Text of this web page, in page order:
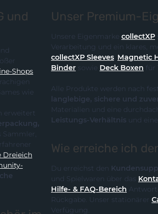
und
Shops
Card Games wie
Dreieich
Unser Premium-
Unsere Eigenmarke collectXP
Verarbeitung und ein klares,
collectXP Sleeves, Magnetic
Binder sowie Deck Boxen für
Alle Produkte werden nach
langlebige, sichere und
Materialien und eine
Leistungs-Verhältnis und
Wie erreiche ich
Du erreichst den
und Spielwaren über das
Hilfe- & FAQ-Bereich
Rückgabe. Unser stationärer
Verfügung.